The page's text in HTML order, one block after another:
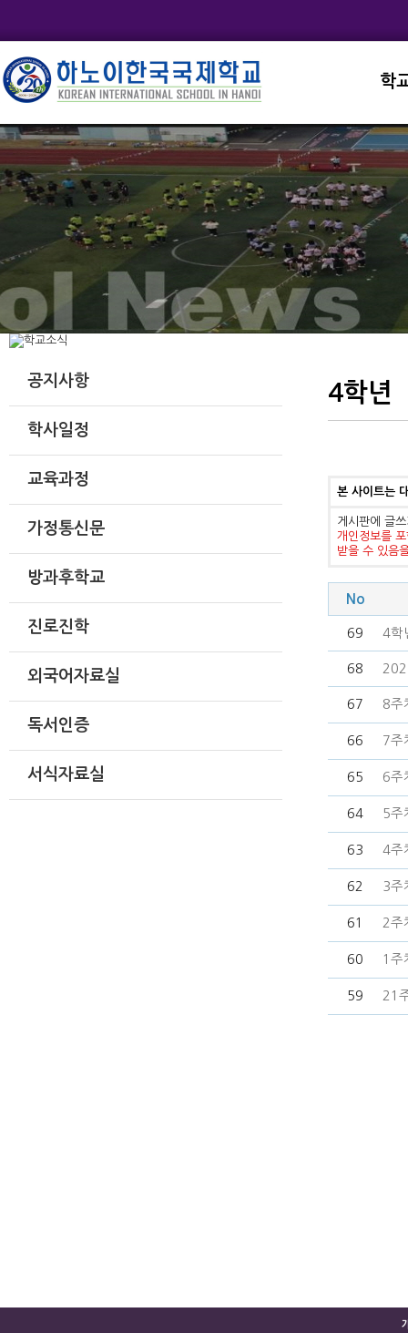
학
학
학
학
공지사항
학사일정
교육과정
가정통신문
방과후학교
진로진학
외국어자료실
독서인증
서식자료실
4학년
본 사이트는
게시판에 글
개인정보를
받을 수 있음
No
69 4학
68
67 8주
66 7
65 6주
64 5주
63 4주
62 3주
61 2주
60 1주
59 21